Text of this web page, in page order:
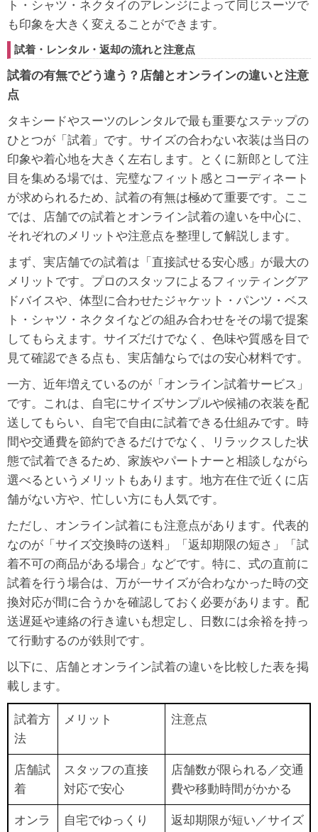
ト・シャツ・ネクタイのアレンジによって同じスーツで
も印象を大きく変えることができます。
試着・レンタル・返却の流れと注意点
試着の有無でどう違う？店舗とオンラインの違いと注意
点
タキシードやスーツのレンタルで最も重要なステップの
ひとつが「試着」です。サイズの合わない衣装は当日の
印象や着心地を大きく左右します。とくに新郎として注
目を集める場では、完璧なフィット感とコーディネート
が求められるため、試着の有無は極めて重要です。ここ
では、店舗での試着とオンライン試着の違いを中心に、
それぞれのメリットや注意点を整理して解説します。
まず、実店舗での試着は「直接試せる安心感」が最大の
メリットです。プロのスタッフによるフィッティングア
ドバイスや、体型に合わせたジャケット・パンツ・ベス
ト・シャツ・ネクタイなどの組み合わせをその場で提案
してもらえます。サイズだけでなく、色味や質感を目で
見て確認できる点も、実店舗ならではの安心材料です。
一方、近年増えているのが「オンライン試着サービス」
です。これは、自宅にサイズサンプルや候補の衣装を配
送してもらい、自宅で自由に試着できる仕組みです。時
間や交通費を節約できるだけでなく、リラックスした状
態で試着できるため、家族やパートナーと相談しながら
選べるというメリットもあります。地方在住で近くに店
舗がない方や、忙しい方にも人気です。
ただし、オンライン試着にも注意点があります。代表的
なのが「サイズ交換時の送料」「返却期限の短さ」「試
着不可の商品がある場合」などです。特に、式の直前に
試着を行う場合は、万が一サイズが合わなかった時の交
換対応が間に合うかを確認しておく必要があります。配
送遅延や連絡の行き違いも想定し、日数には余裕を持っ
て行動するのが鉄則です。
以下に、店舗とオンライン試着の違いを比較した表を掲
載します。
試着方
法
メリット 注意点
店舗試
着
スタッフの直接
対応で安心
店舗数が限られる／交通
費や移動時間がかかる
オンラ
自宅でゆっくり
返却期限が短い／サイズ